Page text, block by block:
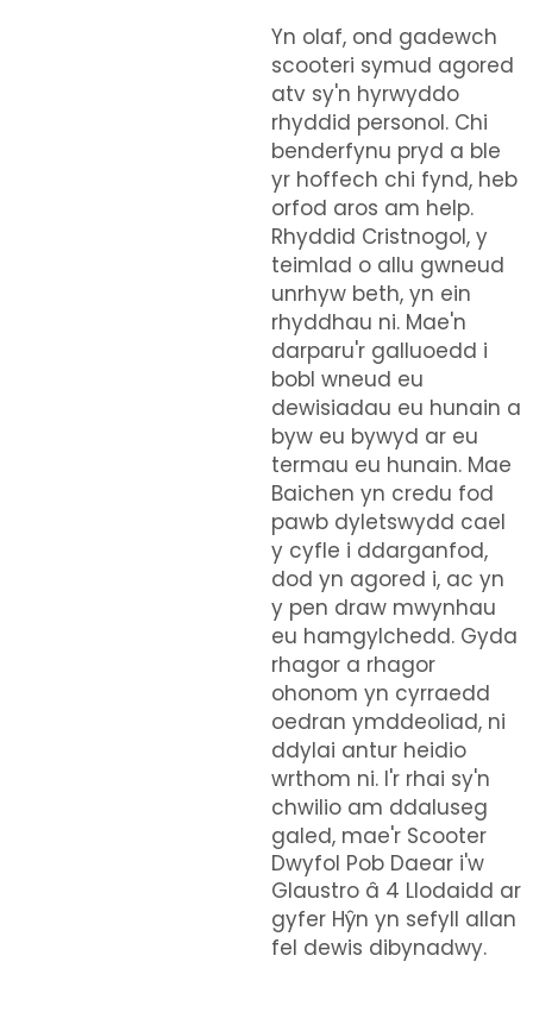
Yn olaf, ond gadewch
scooteri symud agored
atv sy'n hyrwyddo
rhyddid personol. Chi
benderfynu pryd a ble
yr hoffech chi fynd, heb
orfod aros am help.
Rhyddid Cristnogol, y
teimlad o allu gwneud
unrhyw beth, yn ein
rhyddhau ni. Mae'n
darparu'r galluoedd i
bobl wneud eu
dewisiadau eu hunain a
byw eu bywyd ar eu
termau eu hunain. Mae
Baichen yn credu fod
pawb dyletswydd cael
y cyfle i ddarganfod,
dod yn agored i, ac yn
y pen draw mwynhau
eu hamgylchedd. Gyda
rhagor a rhagor
ohonom yn cyrraedd
oedran ymddeoliad, ni
ddylai antur heidio
wrthom ni. I'r rhai sy'n
chwilio am ddaluseg
galed, mae'r Scooter
Dwyfol Pob Daear i'w
Glaustro â 4 Llodaidd ar
gyfer Hŷn yn sefyll allan
fel dewis dibynadwy.